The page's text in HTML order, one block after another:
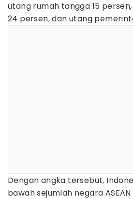
utang rumah tangga 15
24 persen, dan utang
Dengan angka tersebut,
bawah sejumlah negara